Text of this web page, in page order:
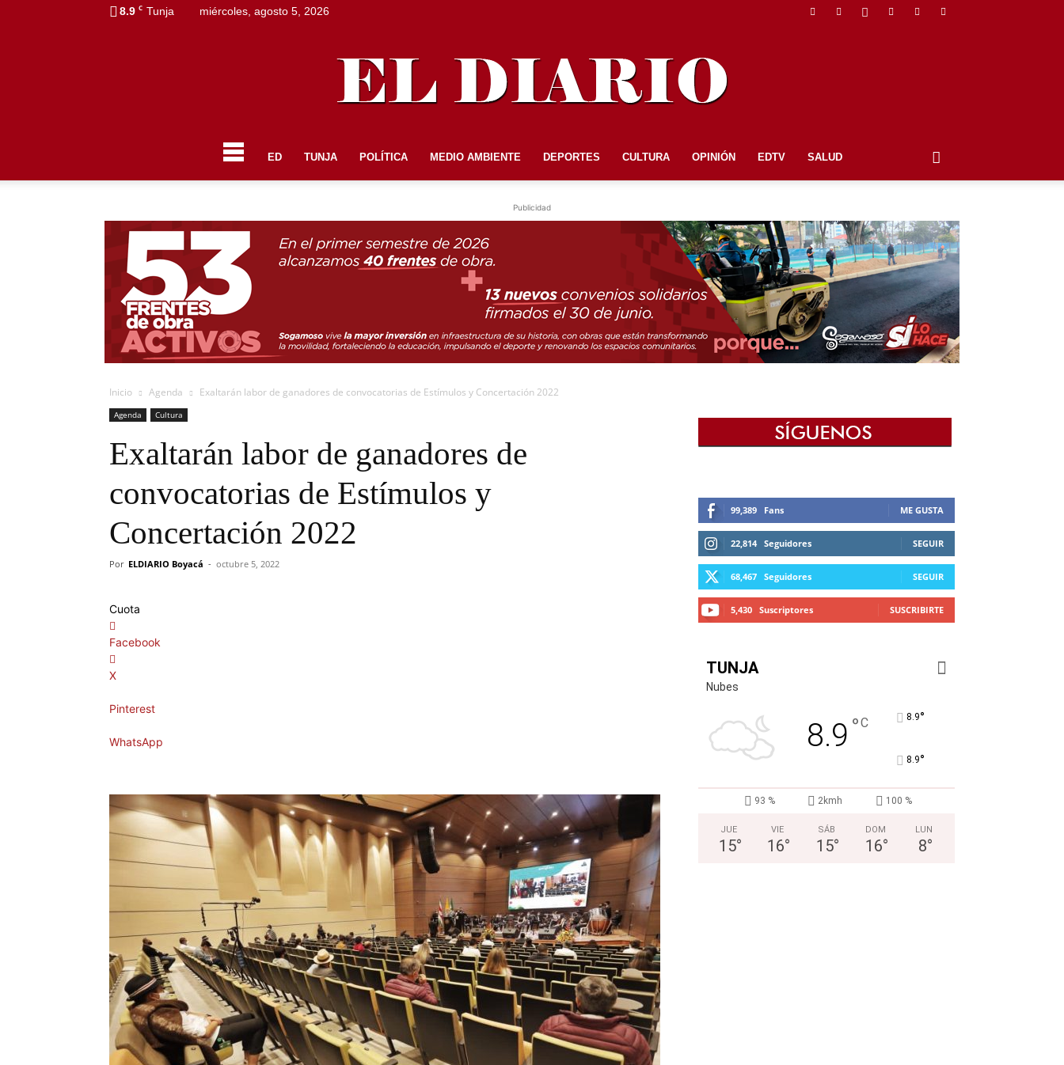
8.9 C Tunja miércoles, agosto 5, 2026
DIARIO
ED TUNJA POLÍTICA MEDIO AMBIENTE DEPORTES CULTURA OPINIÓN EDTV SALUD
Publicidad
Inicio Agenda Exaltarán labor de ganadores de convocatorias de Estímulos y Concertación 2022
Agenda Cultura
Exaltarán labor de ganadores de
convocatorias de Estímulos y
Concertación 2022
Por ELDIARIO Boyacá - octubre 5, 2022
Cuota
Facebook
X
Pinterest
WhatsApp
99,389 Fans ME GUSTA
22,814 Seguidores SEGUIR
68,467 Seguidores SEGUIR
5,430 Suscriptores SUSCRIBIRTE
TUNJA
Nubes
8.9 °C 8.9°
8.9°
93 % 2kmh 100 %
JUE
15°
VIE
16°
SÁB
15°
DOM
16°
LUN
8°